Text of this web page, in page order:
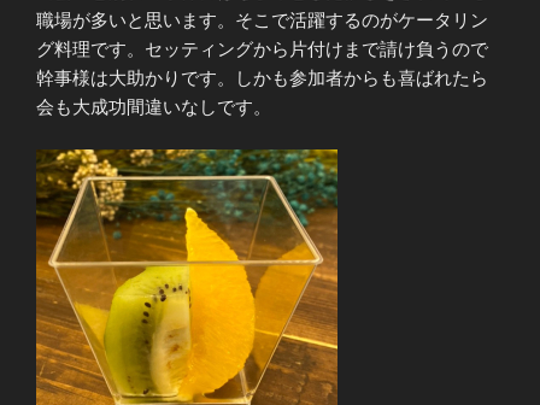
職場が多いと思います。そこで活躍するのがケータリン
グ料理です。セッティングから片付けまで請け負うので
幹事様は大助かりです。しかも参加者からも喜ばれたら
会も大成功間違いなしです。